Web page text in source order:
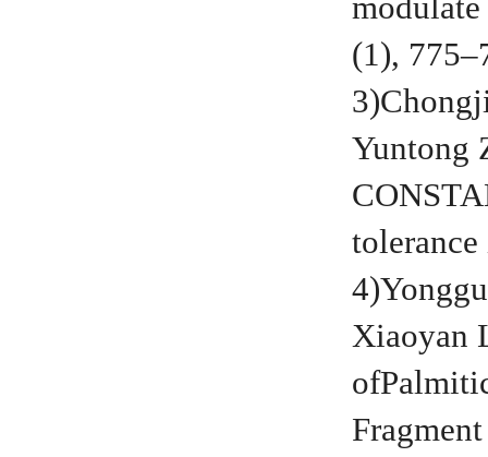
(1),
Yuntong
Xiaoyan
of